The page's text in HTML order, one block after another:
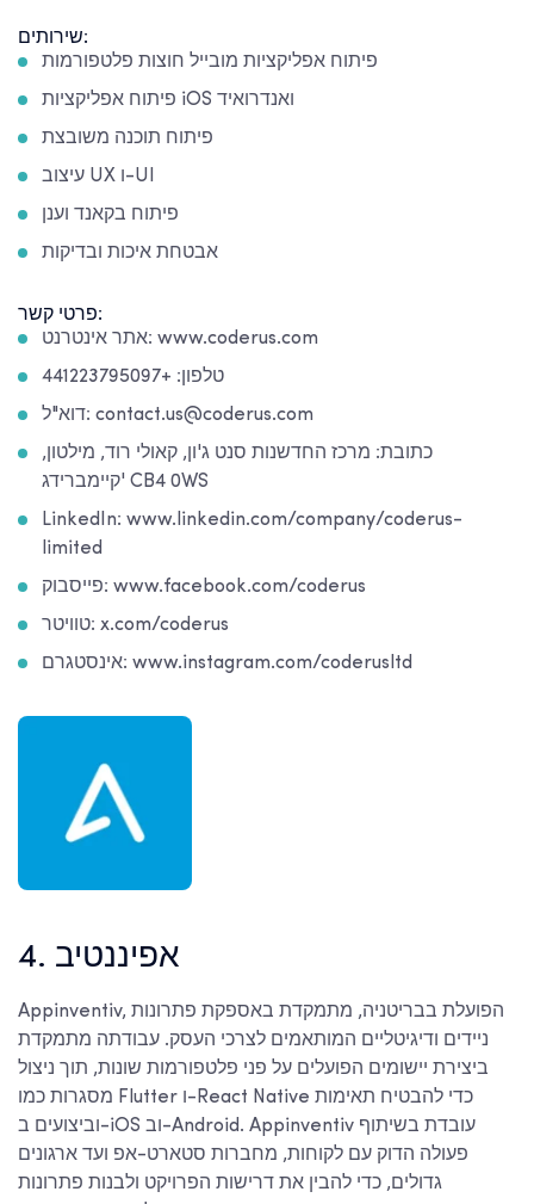
שירותים:
פיתוח אפליקציות מובייל חוצות פלטפורמות
פיתוח אפליקציות iOS ואנדרואיד
פיתוח תוכנה משובצת
עיצוב UX ו-UI
פיתוח בקאנד וענן
אבטחת איכות ובדיקות
פרטי קשר:
אתר אינטרנט: www.coderus.com
טלפון: +441223795097
דוא"ל: contact.us@coderus.com
כתובת: מרכז החדשנות סנט ג'ון, קאולי רוד, מילטון,
קיימברידג' CB4 0WS
LinkedIn: www.linkedin.com/company/coderus-
limited
פייסבוק: www.facebook.com/coderus
טוויטר: x.com/coderus
אינסטגרם: www.instagram.com/coderusltd
4. אפיננטיב
Appinventiv, הפועלת בבריטניה, מתמקדת באספקת פתרונות
ניידים ודיגיטליים המותאמים לצרכי העסק. עבודתה מתמקדת
ביצירת יישומים הפועלים על פני פלטפורמות שונות, תוך ניצול
מסגרות כמו Flutter ו-React Native כדי להבטיח תאימות
וביצועים ב-iOS וב-Android. Appinventiv עובדת בשיתוף
פעולה הדוק עם לקוחות, מחברות סטארט-אפ ועד ארגונים
גדולים, כדי להבין את דרישות הפרויקט ולבנות פתרונות